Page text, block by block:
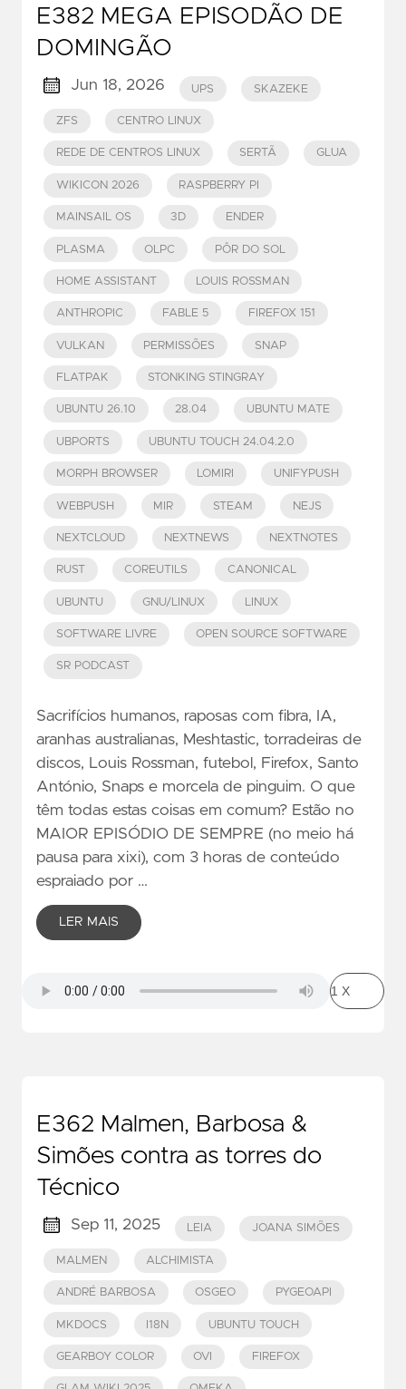
E382 MEGA EPISODÃO DE
DOMINGÃO
Jun 18, 2026 UPS SKAZEKE
ZFS CENTRO LINUX
REDE DE CENTROS LINUX SERTÃ GLUA
WIKICON 2026 RASPBERRY PI
MAINSAIL OS 3D ENDER
PLASMA OLPC PÔR DO SOL
HOME ASSISTANT LOUIS ROSSMAN
ANTHROPIC FABLE 5 FIREFOX 151
VULKAN PERMISSÕES SNAP
FLATPAK STONKING STINGRAY
UBUNTU 26.10 28.04 UBUNTU MATE
UBPORTS UBUNTU TOUCH 24.04.2.0
MORPH BROWSER LOMIRI UNIFYPUSH
WEBPUSH MIR STEAM NEJS
NEXTCLOUD NEXTNEWS NEXTNOTES
RUST COREUTILS CANONICAL
UBUNTU GNU/LINUX LINUX
SOFTWARE LIVRE OPEN SOURCE SOFTWARE
SR PODCAST
Sacrifícios humanos, raposas com fibra, IA,
aranhas australianas, Meshtastic, torradeiras de
discos, Louis Rossman, futebol, Firefox, Santo
António, Snaps e morcela de pinguim. O que
têm todas estas coisas em comum? Estão no
MAIOR EPISÓDIO DE SEMPRE (no meio há
pausa para xixi), com 3 horas de conteúdo
espraiado por …
LER MAIS
E362 Malmen, Barbosa &
Simões contra as torres do
Técnico
Sep 11, 2025 LEIA JOANA SIMÕES
MALMEN ALCHIMISTA
ANDRÉ BARBOSA OSGEO PYGEOAPI
MKDOCS I18N UBUNTU TOUCH
GEARBOY COLOR OVI FIREFOX